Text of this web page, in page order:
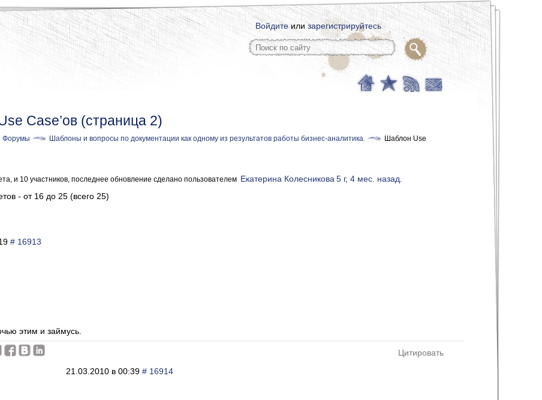
Войдитеилизарегистрируйтесь
Case’ов (страница 2)
Форумы Шаблоны и вопросы по документации как одному из результатов работы бизнес-аналитика.
Шаблон Use
и 10 участников, последнее обновление сделано пользователем Екатерина Колесникова 5 г, 4 мес. назад.
- от 16 до 25 (всего 25)
# 16913
этим и займусь.
Цитировать
21.03.2010 в 00:39 # 16914